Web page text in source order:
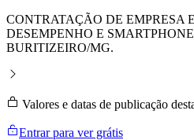
CONTRATAÇÃO DE EMPRESA
DESEMPENHO E
BURITIZEIRO/MG.
Valores e datas de publicação
Entrar para ver grátis